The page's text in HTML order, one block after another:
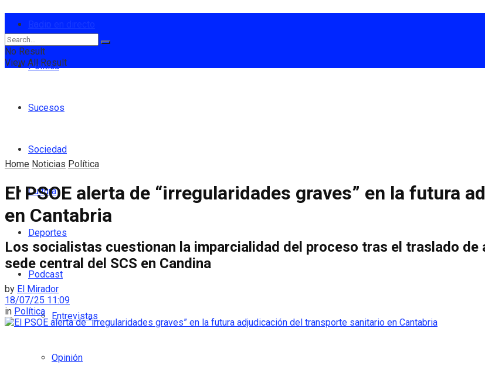
Política
Sucesos
Sociedad
Cultura
Deportes
Podcast
Entrevistas
Opinión
No Result
View All Result
Home Noticias Política
El PSOE alerta de “irregularidades graves” en la futura
en Cantabria
Los socialistas cuestionan la imparcialidad del proceso tras el traslado de
sede central del SCS en Candina
by El Mirador
18/07/25 11:09
in Política